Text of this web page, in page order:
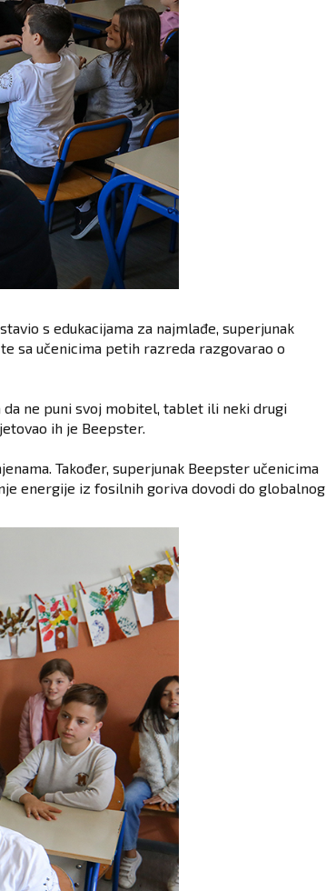
s edukacijama za najmlađe, superjunak
sa učenicima petih razreda razgovarao o
da ne puni svoj mobitel, tablet ili neki drugi
ih je Beepster.
Također, superjunak Beepster učenicima
energije iz fosilnih goriva dovodi do globalnog